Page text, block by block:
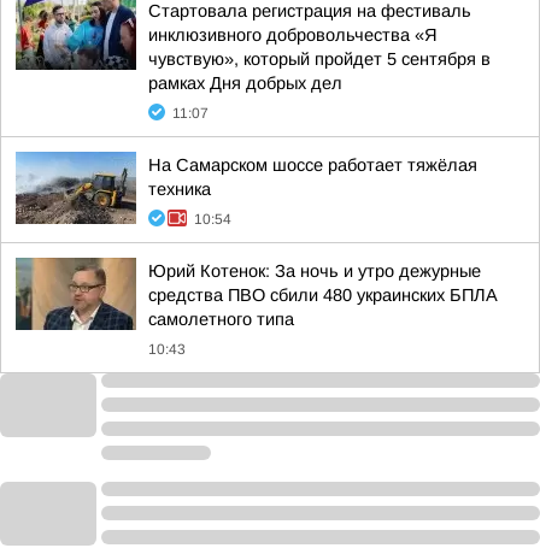
Стартовала регистрация на фестиваль
инклюзивного добровольчества «Я
чувствую», который пройдет 5 сентября в
рамках Дня добрых дел
11:07
На Самарском шоссе работает тяжёлая
техника
10:54
Юрий Котенок: За ночь и утро дежурные
средства ПВО сбили 480 украинских БПЛА
самолетного типа
10:43